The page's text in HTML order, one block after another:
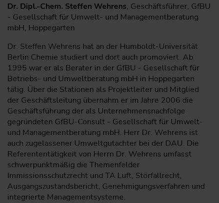
Dr. Dipl.-Chem. Steffen Wehrens, Geschäftsführer, GfBU
- Gesellschaft für Umwelt- und Managementberatung
mbH, Hoppegarten
Dr. Steffen Wehrens hat an der Humboldt-Universität
Berlin Chemie studiert und dort auch promoviert. Ab
1995 war er als Berater in der GfBU - Gesellschaft für
Betriebs- und Umweltberatung mbH in Hoppegarten
tätig. Über die Stationen als Projektleiter und Mitglied
der Geschäftsleitung übernahm er im Jahre 2006 die
Geschäftsführung der als Unternehmensnachfolge
gegründeten GfBU-Consult - Gesellschaft für Umwelt-
und Managementberatung mbH. Herr Dr. Wehrens ist
auch zugelassener Umweltgutachter bei der DAU. Die
Referententätigkeit von Herrn Dr. Wehrens umfasst
schwerpunktmäßig die Themenfelder
Immissionsschutzrecht und TA Luft, Störfallrecht,
Ausgangszustandsbericht, Genehmigungsverfahren und
integrierte Managementsysteme.